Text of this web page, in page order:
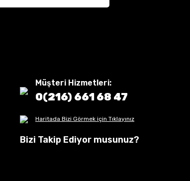
Müşteri Hizmetleri:
0(216) 661 68 47
Haritada Bizi Görmek için Tıklayınız
Bizi Takip Ediyor musunuz?